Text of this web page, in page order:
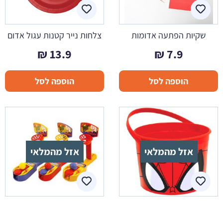
שקיות הפתעה אדומות
7.9
₪
הוספה לסל
צלחות נייר קטנות עגול אדום
13.9
₪
הוספה לסל
אזל מהמלאי אזל מהמלאי